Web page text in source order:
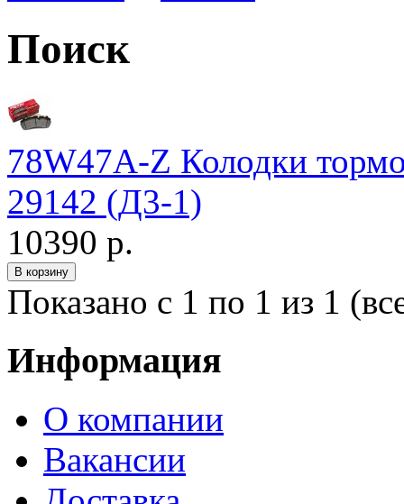
Поиск
78W47A-Z Колодки
29142 (Д3-1)
10390 р.
Показано с 1 по 1 из 1
Информация
О компании
Вакансии